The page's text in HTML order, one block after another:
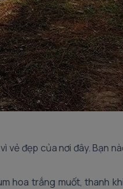
vẻ đẹp của nơi đây. Bạn
hoa trắng muốt, thanh